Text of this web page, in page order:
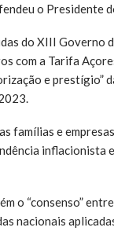
o Presidente
do XIII Governo
com a Tarifa
e prestígio”
famílias e
inflacionista
o “consenso”
nacionais